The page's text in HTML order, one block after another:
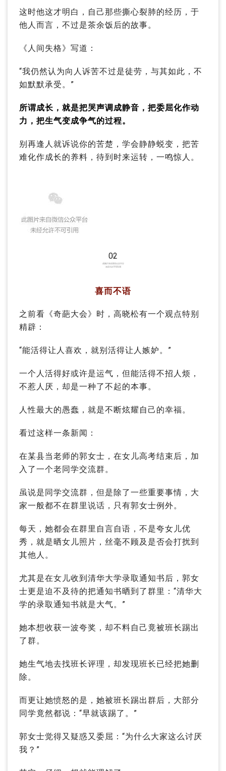
这时他这才明白，自己那些撕心裂肺的经历，于
他人而言，不过是茶余饭后的故事。
《人间失格》写道：
“我仍然认为向人诉苦不过是徒劳，与其如此，不
如默默承受。”
所谓成长，就是把哭声调成静音，把委屈化作动
力，把生气变成争气的过程。
别再逢人就诉说你的苦楚，学会静静蜕变，把苦
难化作成长的养料，待到时来运转，一鸣惊人。
02
喜而不语
之前看《奇葩大会》时，高晓松有一个观点特别
精辟：
“能活得让人喜欢，就别活得让人嫉妒。”
一个人活得好或许是运气，但能活得不招人烦，
不惹人厌，却是一种了不起的本事。
人性最大的愚蠢，就是不断炫耀自己的幸福。
看过这样一条新闻：
在某县当老师的郭女士，在女儿高考结束后，加
入了一个老同学交流群。
虽说是同学交流群，但是除了一些重要事情，大
家一般都不在群里说话，只有郭女士例外。
每天，她都会在群里自言自语，不是夸女儿优
秀，就是晒女儿照片，丝毫不顾及是否会打扰到
其他人。
尤其是在女儿收到清华大学录取通知书后，郭女
士更是迫不及待的把通知书晒到了群里：“清华大
学的录取通知书就是大气。”
她本想收获一波夸奖，却不料自己竟被班长踢出
了群。
她生气地去找班长评理，却发现班长已经把她删
除。
而更让她愤怒的是，她被班长踢出群后，大部分
同学竟然都说：“早就该踢了。”
郭女士觉得又疑惑又委屈：“为什么大家这么讨厌
我？”